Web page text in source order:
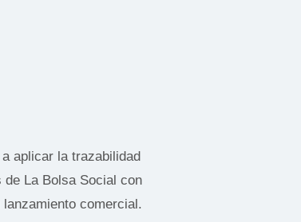
aplicar la trazabilidad
de La Bolsa Social con
comercial.